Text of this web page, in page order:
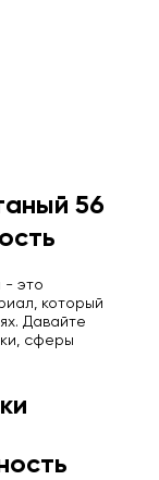
56
- это
который
Давайте
сферы